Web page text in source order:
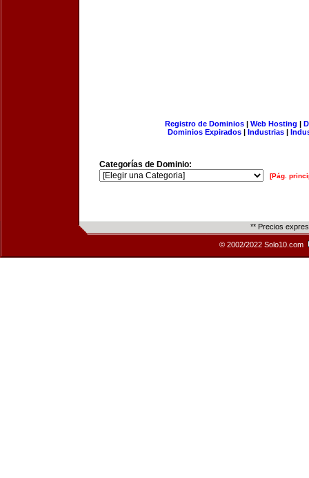
Registro de Dominios| Web Hosting |
Dominios Expirados | Industrias |
Categorías de Dominio:
[Pág.
** Precios
© 2002/2022 Solo10.com